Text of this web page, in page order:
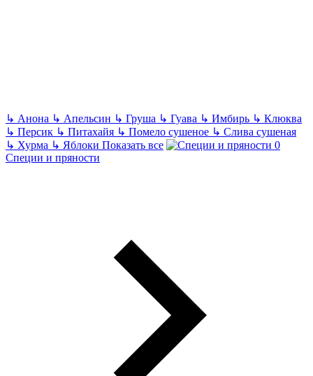
↳ Анона ↳ Апельсин ↳ Груша ↳ Гуава ↳ Имбирь ↳ Клюква
↳ Персик ↳ Питахайя ↳ Помело сушеное ↳ Слива сушеная
↳ Хурма ↳ Яблоки Показать все
Специи и пряности